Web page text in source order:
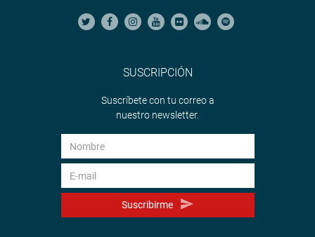
SUSCRIPCIÓN
Suscríbete con tu correo a
nuestro newsletter.
Suscribirme